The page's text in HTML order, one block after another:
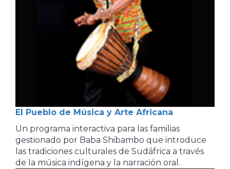
El Pueblo de Música y Arte Africana
Un programa interactiva para las familias
gestionado por Baba Shibambo que introduce
las tradiciones culturales de Sudáfrica a través
de la música indígena y la narración oral.